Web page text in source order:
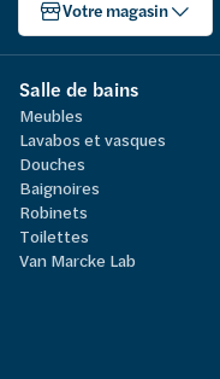
Votre magasin
Salle de bains
Meubles
Lavabos et vasques
Douches
Baignoires
Robinets
Toilettes
Van Marcke Lab